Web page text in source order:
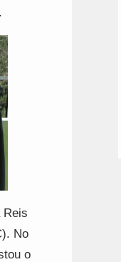
Reis
No
o